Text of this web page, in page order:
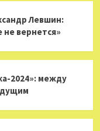
Левшин:
не вернется»
2024»: между